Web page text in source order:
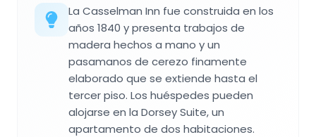
La Casselman Inn fue construida en los
años 1840 y presenta trabajos de
madera hechos a mano y un
pasamanos de cerezo finamente
elaborado que se extiende hasta el
tercer piso. Los huéspedes pueden
alojarse en la Dorsey Suite, un
apartamento de dos habitaciones.